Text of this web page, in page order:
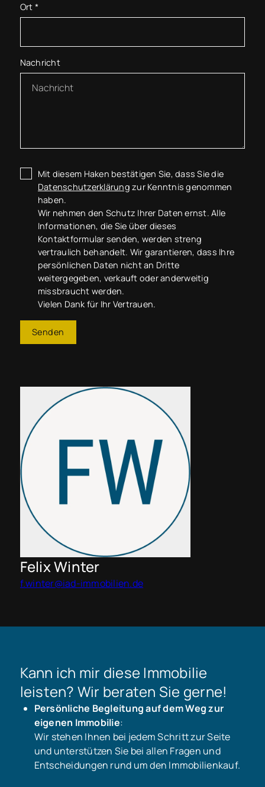
Ort *
Nachricht
Mit diesem Haken bestätigen Sie, dass Sie die
Datenschutzerklärung zur Kenntnis genommen
haben.
Wir nehmen den Schutz Ihrer Daten ernst. Alle
Informationen, die Sie über dieses
Kontaktformular senden, werden streng
vertraulich behandelt. Wir garantieren, dass Ihre
persönlichen Daten nicht an Dritte
weitergegeben, verkauft oder anderweitig
missbraucht werden.
Vielen Dank für Ihr Vertrauen.
Senden
Felix Winter
f.winter@iad-immobilien.de
Kann ich mir diese Immobilie
leisten? Wir beraten Sie gerne!
Persönliche Begleitung auf dem Weg zur
eigenen Immobilie:
Wir stehen Ihnen bei jedem Schritt zur Seite
und unterstützen Sie bei allen Fragen und
Entscheidungen rund um den Immobilienkauf.